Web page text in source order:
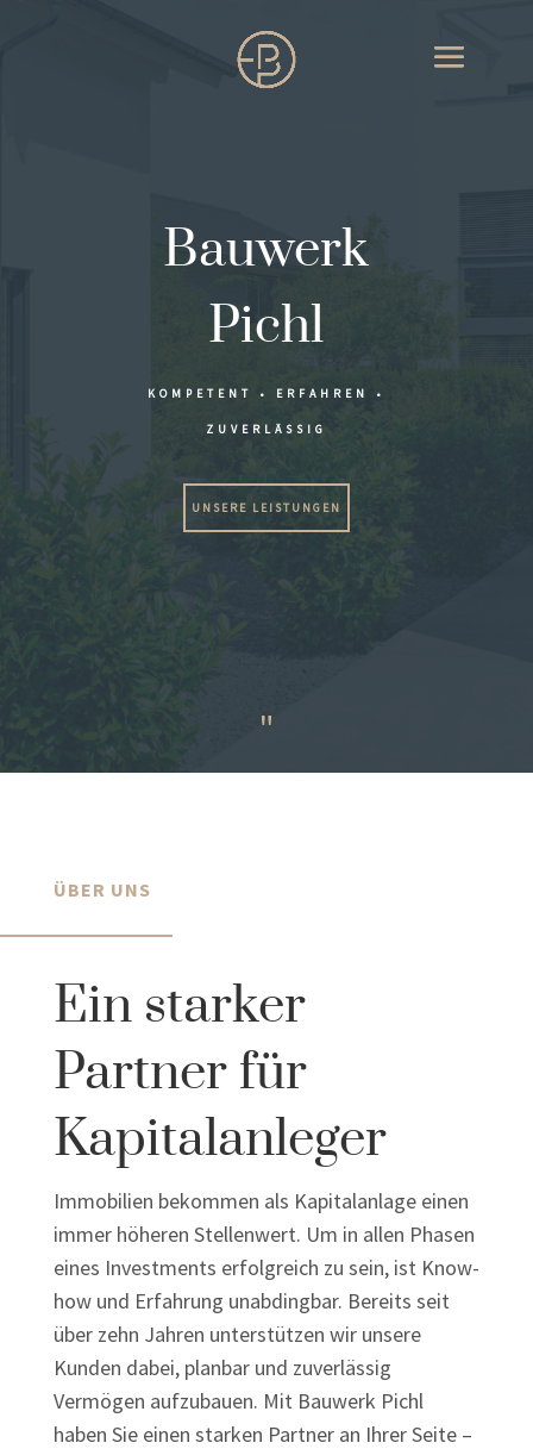
Bauwerk
Pichl
KOMPETENT • ERFAHREN •
ZUVERLÄSSIG
UNSERE LEISTUNGEN
"
ÜBER UNS
Ein starker
Partner für
Kapitalanleger
Immobilien bekommen als Kapitalanlage einen
immer höheren Stellenwert. Um in allen Phasen
eines Investments erfolgreich zu sein, ist Know-
how und Erfahrung unabdingbar. Bereits seit
über zehn Jahren unterstützen wir unsere
Kunden dabei, planbar und zuverlässig
Vermögen aufzubauen. Mit Bauwerk Pichl
haben Sie einen starken Partner an Ihrer Seite –